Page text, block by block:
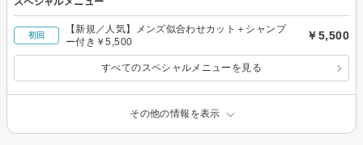
初回
【新規／人気】メンズ似合わせカット＋シャンプ
ー付き￥5,500
￥5,500
すべてのスペシャルメニューを見る
その他の情報を表示